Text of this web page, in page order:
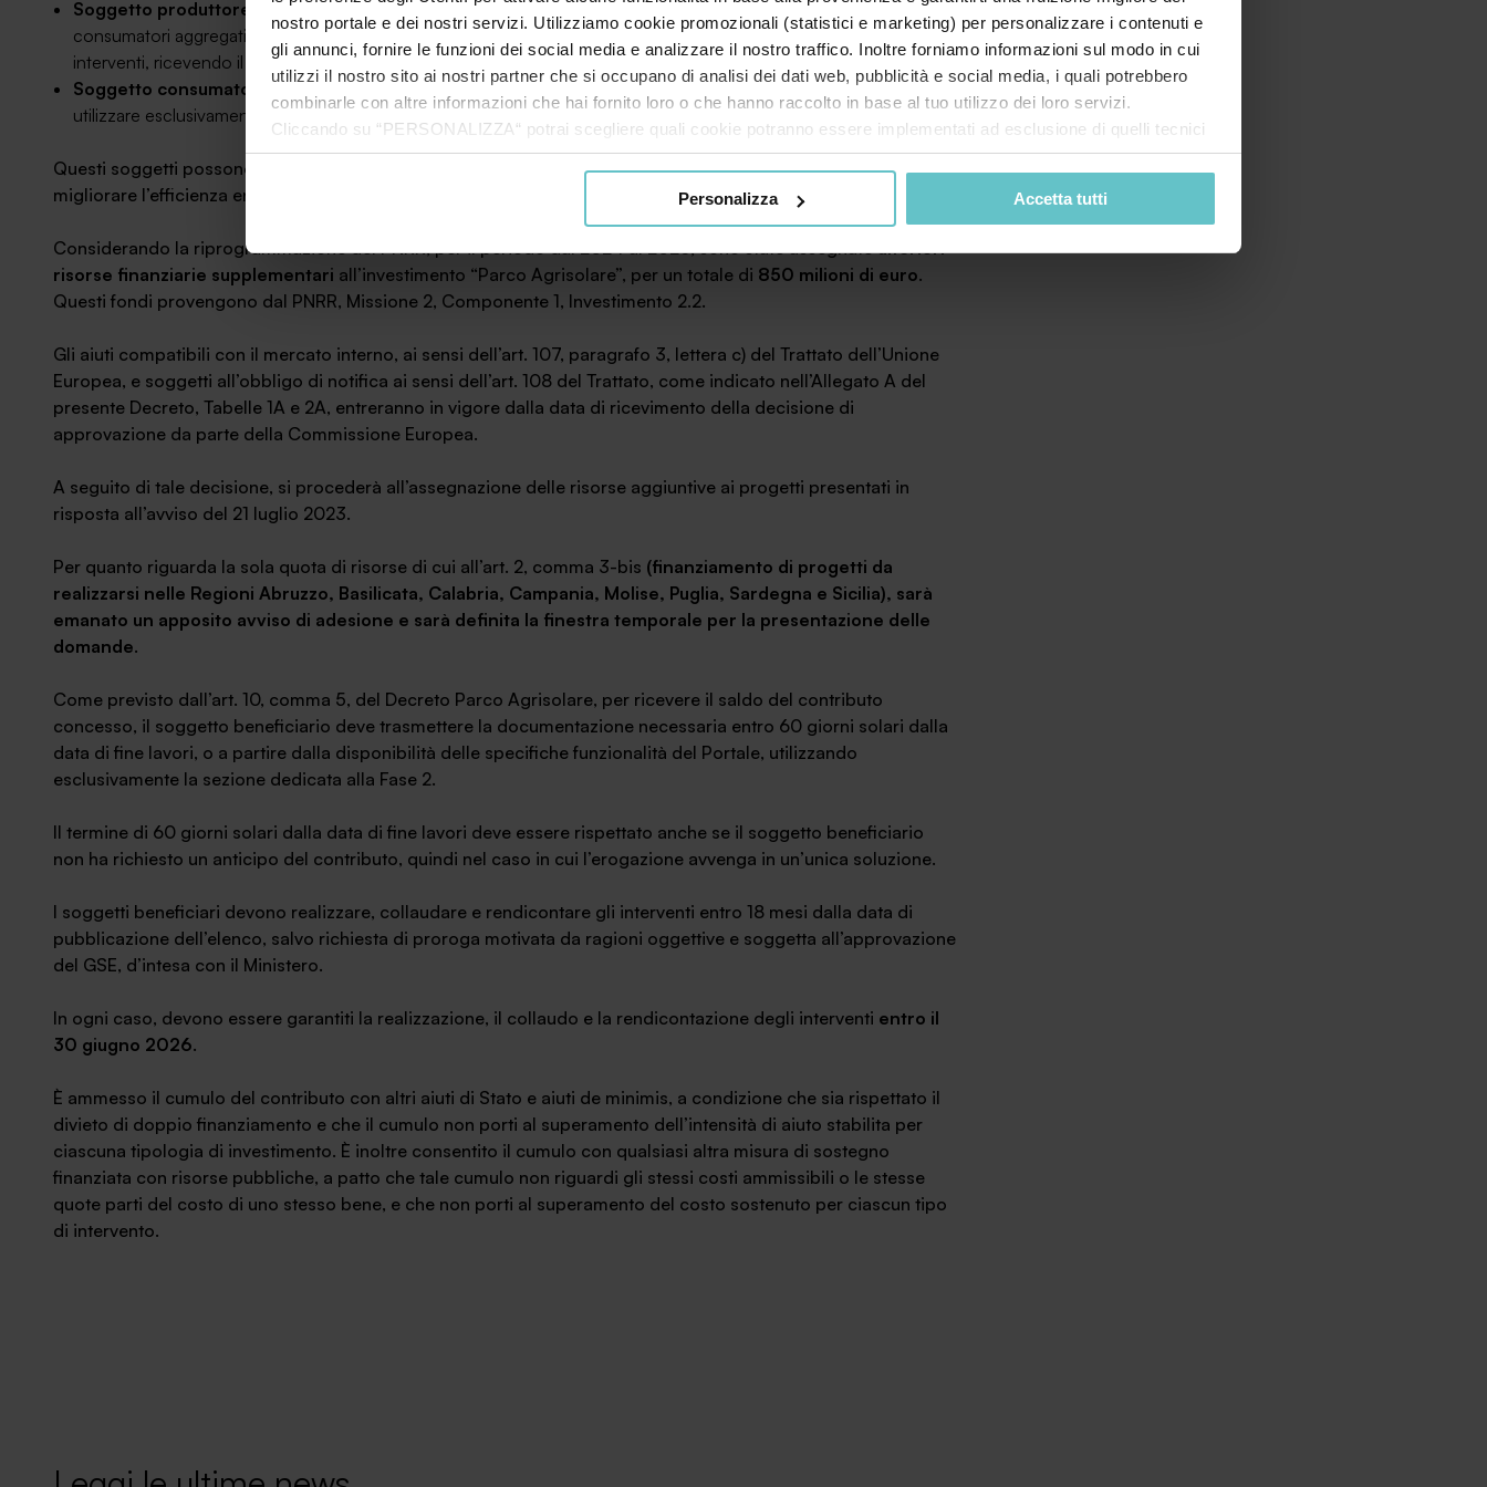
nostro portale e dei nostri servizi. Utilizziamo cookie promozionali (statistici e marketing) per personalizzare i contenuti e
gli annunci, fornire le funzioni dei social media e analizzare il nostro traffico. Inoltre forniamo informazioni sul modo in cui
utilizzi il nostro sito ai nostri partner che si occupano di analisi dei dati web, pubblicità e social media, i quali potrebbero
combinarle con altre informazioni che hai fornito loro o che hanno raccolto in base al tuo utilizzo dei loro servizi.
Cliccando su “PERSONALIZZA“ potrai scegliere quali cookie potranno essere implementati ad esclusione di quelli tecnici
che sono necessari per il funzionamento del sito. Cliccando su “ACCETTA TUTTI” invece accetterai di implementare tutti i
informazioni complete ti invitiamo a consultare le "Informazioni sui Cookie" qui sopra.
Personalizza Accetta tutti
Soggetto produttore
: impresa agricola o agroalimentare che, in virtù di un mandato conferito dai soggetti
consumatori aggregati, realizza gli interventi, ne sostiene i costi e ha la disponibilità dell’immobile oggetto degli
interventi, ricevendo il contributo.
Soggetto consumatore : impresa agricola o agroalimentare che conferisce mandato al soggetto produttore per
utilizzare esclusivamente il proprio fabbisogno energetico e presentare la proposta.
Questi soggetti possono partecipare al bando e usufruire degli aiuti per realizzare impianti fotovoltaici e
migliorare l’efficienza energetica delle loro strutture.
Considerando la riprogrammazione del PNRR, per il periodo dal 2024 al 2026, sono state assegnateulteriori
risorse finanziarie supplementari all’investimento “Parco Agrisolare”, per un totale di 850 milioni di euro.
Questi fondi provengono dal PNRR, Missione 2, Componente 1, Investimento 2.2.
Gli aiuti compatibili con il mercato interno, ai sensi dell’art. 107, paragrafo 3, lettera c) del Trattato dell’Unione
Europea, e soggetti all’obbligo di notifica ai sensi dell’art. 108 del Trattato, come indicato nell’Allegato A del
presente Decreto, Tabelle 1A e 2A, entreranno in vigore dalla data di ricevimento della decisione di
approvazione da parte della Commissione Europea.
A seguito di tale decisione, si procederà all’assegnazione delle risorse aggiuntive ai progetti presentati in
risposta all’avviso del 21 luglio 2023.
Per quanto riguarda la sola quota di risorse di cui all’art. 2, comma 3-bis (finanziamento di progetti da
realizzarsi nelle Regioni Abruzzo, Basilicata, Calabria, Campania, Molise, Puglia, Sardegna e Sicilia), sarà
emanato un apposito avviso di adesione e sarà definita la finestra temporale per la presentazione delle
domande.
Come previsto dall’art. 10, comma 5, del Decreto Parco Agrisolare, per ricevere il saldo del contributo
concesso, il soggetto beneficiario deve trasmettere la documentazione necessaria entro 60 giorni solari dalla
data di fine lavori, o a partire dalla disponibilità delle specifiche funzionalità del Portale, utilizzando
esclusivamente la sezione dedicata alla Fase 2.
Il termine di 60 giorni solari dalla data di fine lavori deve essere rispettato anche se il soggetto beneficiario
non ha richiesto un anticipo del contributo, quindi nel caso in cui l’erogazione avvenga in un’unica soluzione.
I soggetti beneficiari devono realizzare, collaudare e rendicontare gli interventi entro 18 mesi dalla data di
pubblicazione dell’elenco, salvo richiesta di proroga motivata da ragioni oggettive e soggetta all’approvazione
del GSE, d’intesa con il Ministero.
In ogni caso, devono essere garantiti la realizzazione, il collaudo e la rendicontazione degli interventi entro il
30 giugno 2026.
È ammesso il cumulo del contributo con altri aiuti di Stato e aiuti de minimis, a condizione che sia rispettato il
divieto di doppio finanziamento e che il cumulo non porti al superamento dell’intensità di aiuto stabilita per
ciascuna tipologia di investimento. È inoltre consentito il cumulo con qualsiasi altra misura di sostegno
finanziata con risorse pubbliche, a patto che tale cumulo non riguardi gli stessi costi ammissibili o le stesse
quote parti del costo di uno stesso bene, e che non porti al superamento del costo sostenuto per ciascun tipo
di intervento.